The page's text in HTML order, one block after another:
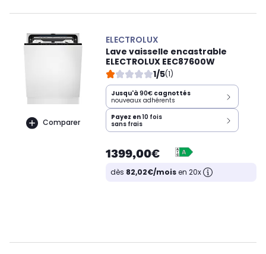
Comparer
ELECTROLUX
Lave vaisselle encastrable
ELECTROLUX EEC87600W
1/5(1)
Jusqu'à 90€ cagnottés
nouveaux adhérents
Payez en10 fois
sans frais
1399,00€
dès 82,02€/moisen 20x